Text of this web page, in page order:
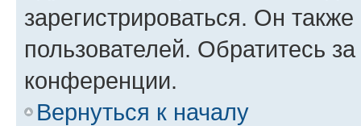
зарегистрироваться. Он
пользователей. Обратитесь
конференции.
Вернуться к началу